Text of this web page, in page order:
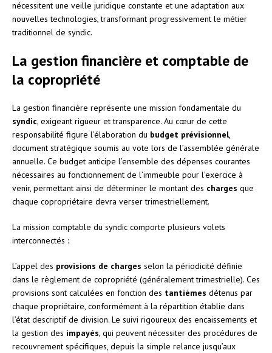
nécessitent une veille juridique constante et une adaptation aux
nouvelles technologies, transformant progressivement le métier
traditionnel de syndic.
La gestion financière et comptable de
la copropriété
La gestion financière représente une mission fondamentale du
syndic , exigeant rigueur et transparence. Au cœur de cette
responsabilité figure l’élaboration du budget prévisionnel,
document stratégique soumis au vote lors de l’assemblée générale
annuelle. Ce budget anticipe l’ensemble des dépenses courantes
nécessaires au fonctionnement de l’immeuble pour l’exercice à
venir, permettant ainsi de déterminer le montant des charges que
chaque copropriétaire devra verser trimestriellement.
La mission comptable du syndic comporte plusieurs volets
interconnectés :
L’appel des provisions de charges selon la périodicité définie
dans le règlement de copropriété (généralement trimestrielle). Ces
provisions sont calculées en fonction des tantièmes détenus par
chaque propriétaire, conformément à la répartition établie dans
l’état descriptif de division. Le suivi rigoureux des encaissements et
la gestion des impayés , qui peuvent nécessiter des procédures de
recouvrement spécifiques, depuis la simple relance jusqu’aux